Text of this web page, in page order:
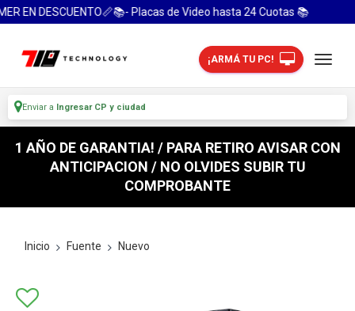
EN DESCUENTO📏📚- Placas de Video hasta 24 Cuotas 📚
¡ARMÁ TU PC!
Enviar a Ingresar CP y ciudad
1 AÑO DE GARANTIA! / PARA RETIRO AVISAR CON
ANTICIPACION / NO OLVIDES SUBIR TU
COMPROBANTE
Inicio Fuente Nuevo